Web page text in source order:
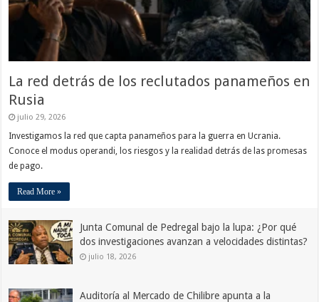
La red detrás de los reclutados panameños en
Rusia
julio 29, 2026
Investigamos la red que capta panameños para la guerra en Ucrania.
Conoce el modus operandi, los riesgos y la realidad detrás de las promesas
de pago.
Read More »
Junta Comunal de Pedregal bajo la lupa: ¿Por qué
dos investigaciones avanzan a velocidades distintas?
julio 18, 2026
Auditoría al Mercado de Chilibre apunta a la